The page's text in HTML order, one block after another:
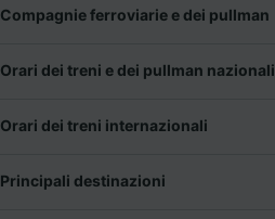
Compagnie ferroviarie e dei pullman
Orari dei treni e dei pullman nazionali
Orari dei treni internazionali
Principali destinazioni